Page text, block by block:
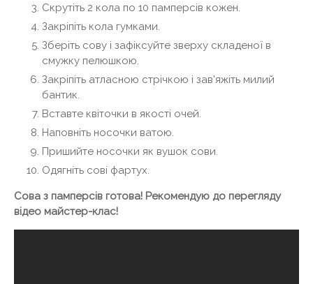
Скрутіть 2 кола по 10 памперсів кожен.
Закріпіть кола гумками.
Зберіть сову і зафіксуйте зверху складеної в
смужку пелюшкою.
Закріпіть атласною стрічкою і зав'яжіть милий
бантик.
Вставте квіточки в якості очей.
Наповніть носочки ватою.
Пришийте носочки як вушок сови.
Одягніть сові фартух.
Сова з памперсів готова! Рекомендую до перегляду
відео майстер-клас!